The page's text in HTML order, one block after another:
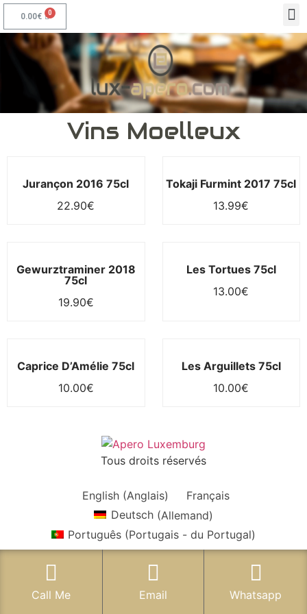
0.00€
Vins Moelleux
Jurançon 2016 75cl
22.90€
Tokaji Furmint 2017 75cl
13.99€
Gewurztraminer 2018
75cl
19.90€
Les Tortues 75cl
13.00€
Caprice D’Amélie 75cl
10.00€
Les Arguillets 75cl
10.00€
Tous droits réservés
Call Me Email Whatsapp
English(Anglais)
Français
Deutsch(Allemand)
Português (Portugais - du Portugal)